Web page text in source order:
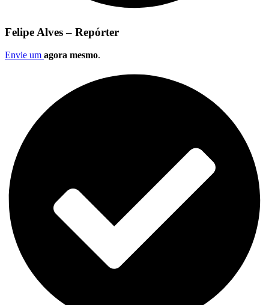
Felipe Alves – Repórter
Envie um agora mesmo.